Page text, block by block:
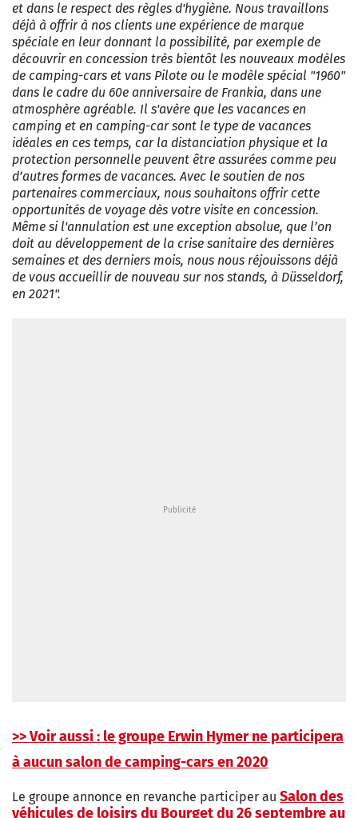
et dans le respect des règles d'hygiène. Nous travaillons
déjà à offrir à nos clients une expérience de marque
spéciale en leur donnant la possibilité, par exemple de
découvrir en concession très bientôt les nouveaux modèles
de camping-cars et vans Pilote ou le modèle spécial "1960"
dans le cadre du 60e anniversaire de Frankia, dans une
atmosphère agréable. Il s'avère que les vacances en
camping et en camping-car sont le type de vacances
idéales en ces temps, car la distanciation physique et la
protection personnelle peuvent être assurées comme peu
d’autres formes de vacances. Avec le soutien de nos
partenaires commerciaux, nous souhaitons offrir cette
opportunités de voyage dès votre visite en concession.
Même si l'annulation est une exception absolue, que l’on
doit au développement de la crise sanitaire des dernières
semaines et des derniers mois, nous nous réjouissons déjà
de vous accueillir de nouveau sur nos stands, à Düsseldorf,
en 2021".
>> Voir aussi : le groupe Erwin Hymer ne participera
à aucun salon de camping-cars en 2020
Le groupe annonce en revanche participer au Salon des
véhicules de loisirs du Bourget du 26 septembre au